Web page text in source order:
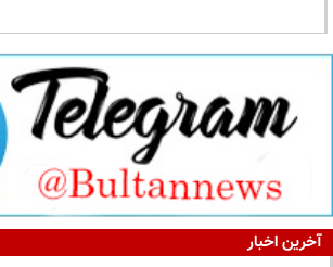
آخرین اخبار